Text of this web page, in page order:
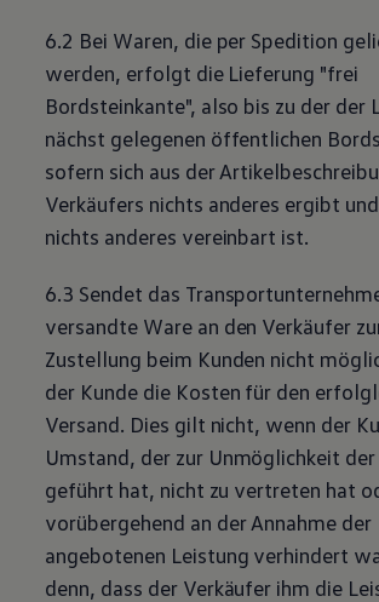
6.2 Bei Waren, die per Spedition
werden, erfolgt die Lieferung "frei
Bordsteinkante", also bis zu der der
nächst gelegenen öffentlichen
sofern sich aus der
Verkäufers nichts anderes ergibt
nichts anderes vereinbart ist.
6.3 Sendet das
versandte Ware an den Verkäufer
Zustellung beim Kunden nicht
der Kunde die Kosten für den
Versand. Dies gilt nicht, wenn der
Umstand, der zur Unmöglichkeit
geführt hat, nicht zu vertreten hat
vorübergehend an der Annahme der
angebotenen Leistung verhindert
denn, dass der Verkäufer ihm die